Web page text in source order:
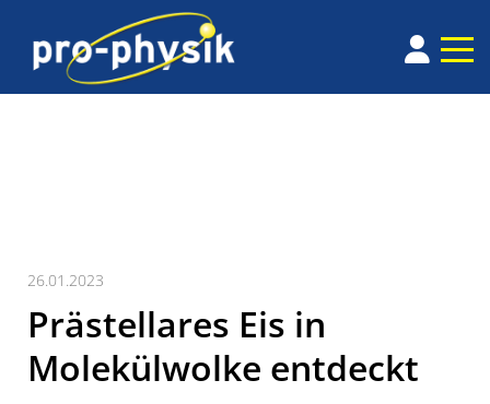
26.01.2023
Prästellares Eis in
Molekülwolke entdeckt